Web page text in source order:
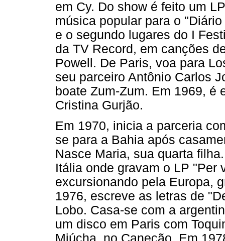
em Cy. Do show é feito um
música popular para o
e o segundo lugares do I
da TV Record, em canções
Powell. De Paris, voa para
seu parceiro Antônio Carlos
boate Zum-Zum. Em 1969, é
Cristina Gurjão.
Em 1970, inicia a parceria
se para a Bahia após
Nasce Maria, sua quarta
Itália onde gravam o LP "Per
excursionando pela Europa,
1976, escreve as letras de
Lobo. Casa-se com a
um disco em Paris com
Miúcha, no Canecão. Em